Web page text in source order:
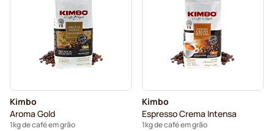
Kimbo
Aroma Gold
1kg de café em grão
Kimbo
Espresso Crema Intensa
1kg de café em grão